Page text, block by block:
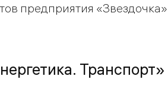
предприятия «Звездочка»
Транспорт»